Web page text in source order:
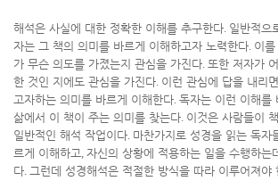
해석은 사실에 대한 정확한 이해를 추구한다. 일반적으
자는 그 책의 의미를 바르게 이해하고자 노력한다. 이
가 무슨 의도를 가졌는지 관심을 가진다. 또한 저자가
한 것인 지에도 관심을 가진다. 이런 관심에 답을 내리
고자하는 의미를 바르게 이해한다. 독자는 이런 이해를
삶에서 이 책이 주는 의미를 찾는다. 이것은 사람들이
일반적인 해석 작업이다. 마찬가지로 성경을 읽는 독자
르게 이해하고, 자신의 상황에 적용하는 일을 수행하는데
다. 그런데 성경해석은 적절한 방식을 따라 이루어져야